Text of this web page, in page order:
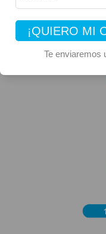
¡QUIERO MI
Te enviaremos